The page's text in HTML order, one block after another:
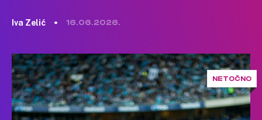
Iva Zelić 16.06.2026.
NETOČNO